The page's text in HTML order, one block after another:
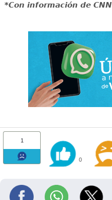
*Con información de CNN
1
0